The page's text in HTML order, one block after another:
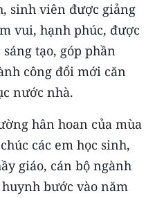
sinh viên được giảng
vui, hạnh phúc, được
tạo, góp phần
công đổi mới căn
nước nhà.
hân hoan của mùa
các em học sinh,
giáo, cán bộ ngành
bước vào năm